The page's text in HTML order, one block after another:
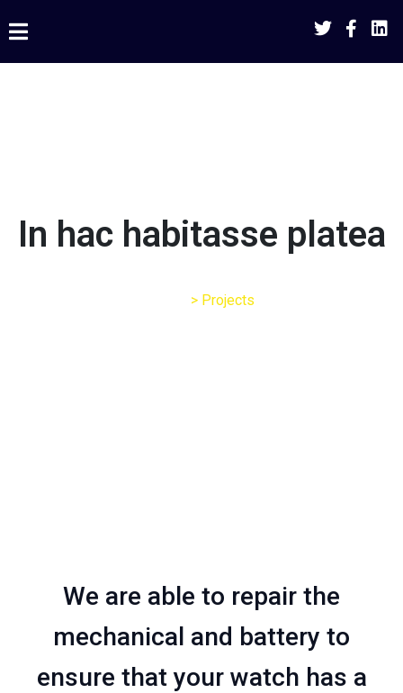
In hac habitasse platea
> Projects
We are able to repair the
mechanical and battery to
ensure that your watch has a